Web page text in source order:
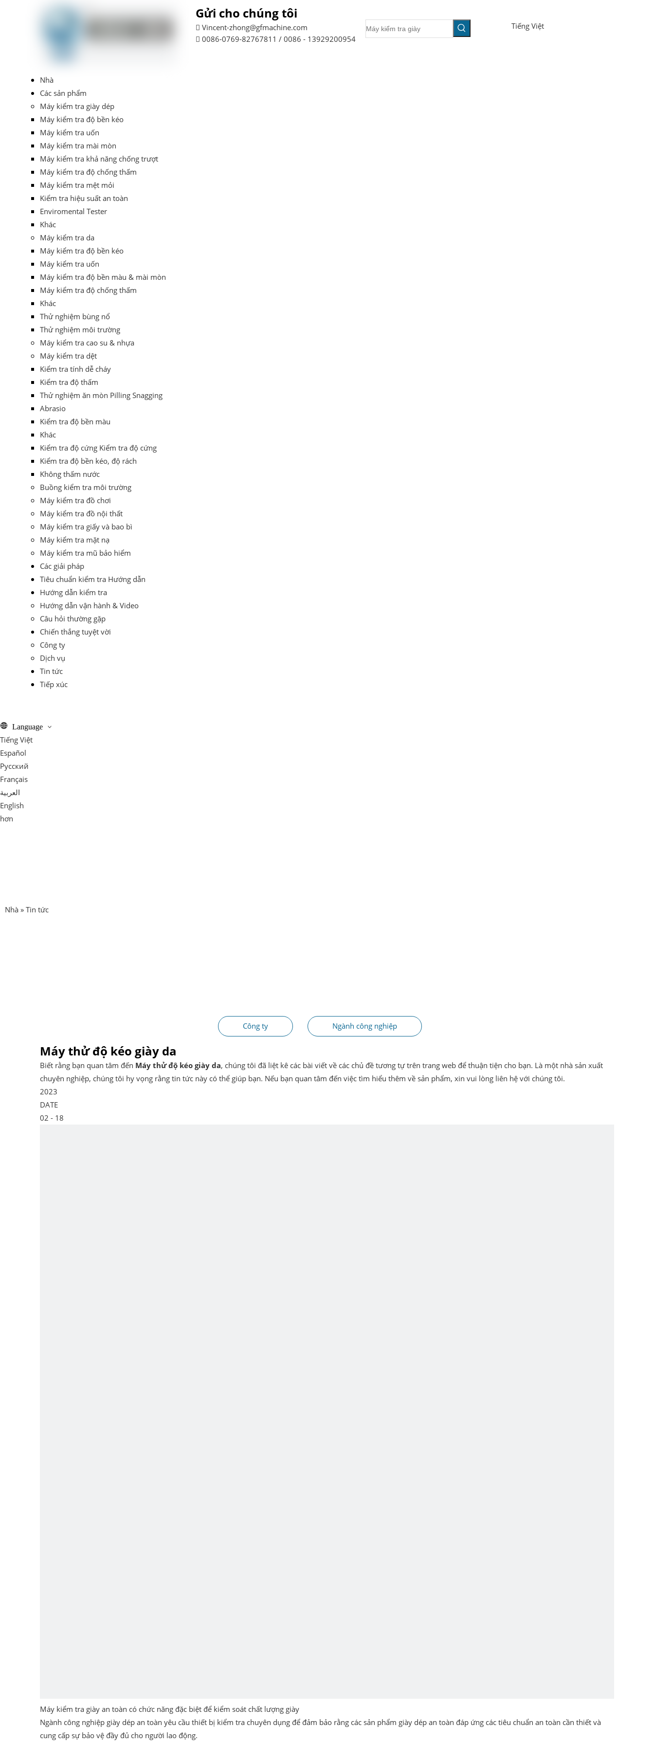
Gửi cho chúng tôi
 Vincent-zhong@gfmachine.com
 0086-0769-82767811 / 0086 - 13929200954
Tiếng Việt
Nhà
Các sản phẩm
Máy kiểm tra giày dép
Máy kiểm tra độ bền kéo
Máy kiểm tra uốn
Máy kiểm tra mài mòn
Máy kiểm tra khả năng chống trượt
Máy kiểm tra độ chống thấm
Máy kiểm tra mệt mỏi
Kiểm tra hiệu suất an toàn
Enviromental Tester
Khác
Máy kiểm tra da
Máy kiểm tra độ bền kéo
Máy kiểm tra uốn
Máy kiểm tra độ bền màu & mài mòn
Máy kiểm tra độ chống thấm
Khác
Thử nghiệm bùng nổ
Thử nghiệm môi trường
Máy kiểm tra cao su & nhựa
Máy kiểm tra dệt
Kiểm tra tính dễ cháy
Kiểm tra độ thấm
Thử nghiệm ăn mòn Pilling Snagging
Abrasio
Kiểm tra độ bền màu
Khác
Kiểm tra độ cứng Kiểm tra độ cứng
Kiểm tra độ bền kéo, độ rách
Không thấm nước
Buồng kiểm tra môi trường
Máy kiểm tra đồ chơi
Máy kiểm tra đồ nội thất
Máy kiểm tra giấy và bao bì
Máy kiểm tra mặt nạ
Máy kiểm tra mũ bảo hiểm
Các giải pháp
Tiêu chuẩn kiểm tra Hướng dẫn
Hướng dẫn kiểm tra
Hướng dẫn vận hành & Video
Câu hỏi thường gặp
Chiến thắng tuyệt vời
Công ty
Dịch vụ
Tin tức
Tiếp xúc
Language
Tiếng Việt
Español
Pусский
Français
العربية
English
hơn
Nhà » Tin tức
Công ty Ngành công nghiệp
Máy thử độ kéo giày da
Biết rằng bạn quan tâm đến Máy thử độ kéo giày da, chúng tôi đã liệt kê các bài viết về các chủ đề tương tự trên trang web để thuận tiện cho bạn. Là một nhà sản xuất
chuyên nghiệp, chúng tôi hy vọng rằng tin tức này có thể giúp bạn. Nếu bạn quan tâm đến việc tìm hiểu thêm về sản phẩm, xin vui lòng liên hệ với chúng tôi.
2023
DATE
02 - 18
Máy kiểm tra giày an toàn có chức năng đặc biệt để kiểm soát chất lượng giày
Ngành công nghiệp giày dép an toàn yêu cầu thiết bị kiểm tra chuyên dụng để đảm bảo rằng các sản phẩm giày dép an toàn đáp ứng các tiêu chuẩn an toàn cần thiết và
cung cấp sự bảo vệ đầy đủ cho người lao động.